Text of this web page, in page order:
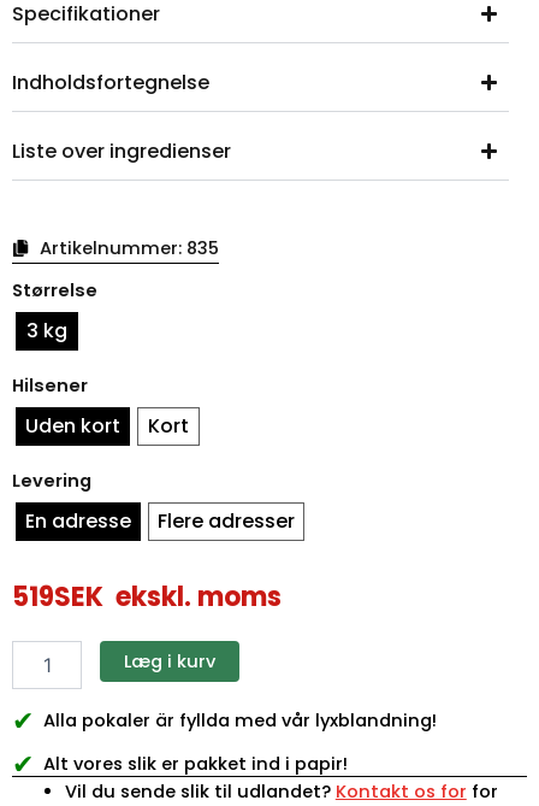
Specifikationer
Indholdsfortegnelse
Liste over ingredienser
Artikelnummer: 835
Størrelse
3 kg
Hilsener
Uden kort Kort
Levering
En adresse Flere adresser
519SEK ekskl. moms
Læg i kurv
✔ Alla pokaler är fyllda med vår lyxblandning!
✔ Alt vores slik er pakket ind i papir!
Vil du sende slik til udlandet? Kontakt os for for